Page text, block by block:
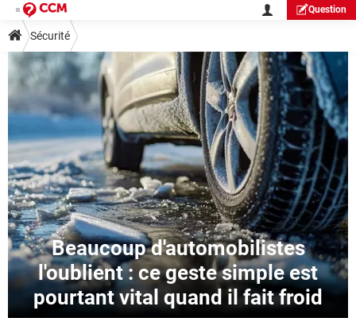
Question
Sécurité
Beaucoup d'automobilistes
l'oublient : ce geste simple est
pourtant vital quand il fait froid